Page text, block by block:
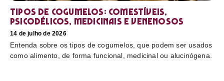
Tipos de cogumelos: comestíveis,
psicodélicos, medicinais e venenosos
14 de julho de 2026
Entenda sobre os tipos de cogumelos, que podem ser usados
como alimento, de forma funcional, medicinal ou alucinógena.